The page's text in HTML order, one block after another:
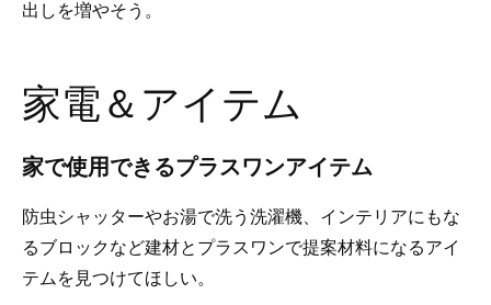
出しを増やそう。
家電＆アイテム
家で使用できるプラスワンアイテム
防虫シャッターやお湯で洗う洗濯機、インテリアにもな
るブロックなど建材とプラスワンで提案材料になるアイ
テムを見つけてほしい。